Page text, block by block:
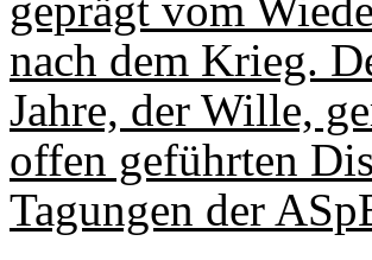
nach dem Krieg.
Jahre, der Wille,
offen geführten
Tagungen der